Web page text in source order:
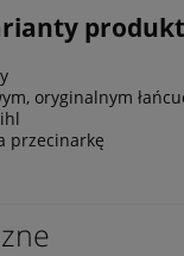
oryginalnym
przecinarkę